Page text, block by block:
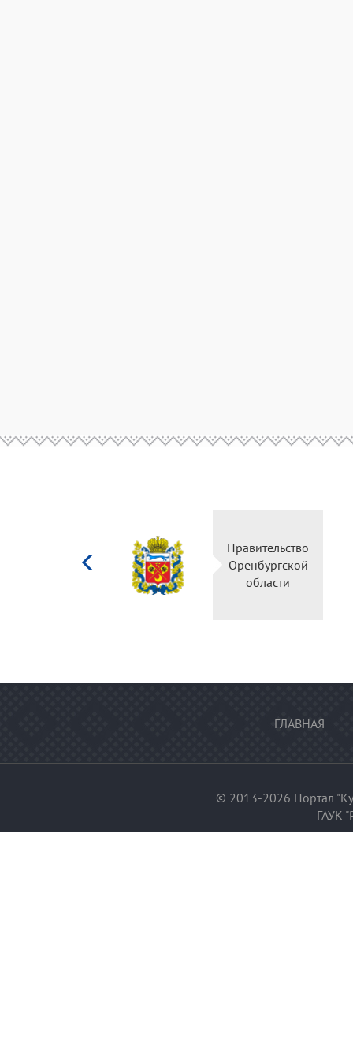
Правительство
Оренбургской
области
ГЛАВНАЯ
© 2013-2026 Портал
ГАУК